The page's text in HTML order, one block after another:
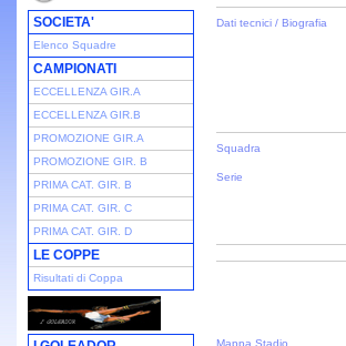
SOCIETA'
Elenco Squadre
CAMPIONATI
ECCELLENZA GIR.A
ECCELLENZA GIR.B
PROMOZIONE GIR.A
PROMOZIONE GIR. B
PRIMA CAT. GIR. B
PRIMA CAT. GIR. C
PRIMA CAT. GIR. D
LE COPPE
Risultati di Coppa
Dati tecnici / Biografia
Squadra
Serie
Mappa Stadio